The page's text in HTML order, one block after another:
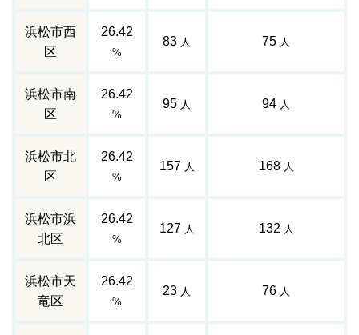
浜松市西
区
26.42
%
83 人 75 人
浜松市南
区
26.42
%
95 人 94 人
浜松市北
区
26.42
%
157 人 168 人
浜松市浜
北区
26.42
%
127 人 132 人
浜松市天
竜区
26.42
%
23 人 76 人